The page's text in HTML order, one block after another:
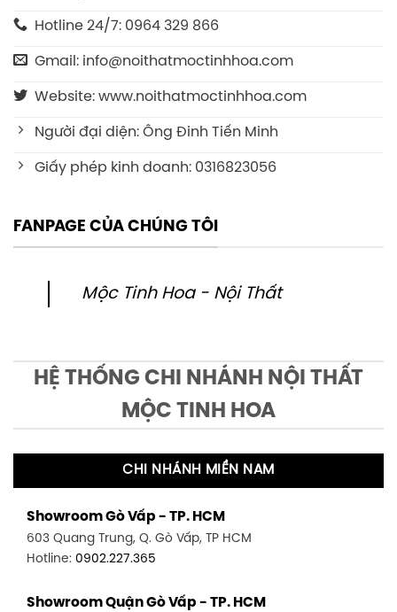
Hotline 24/7: 0964 329 866
Gmail: info@noithatmoctinhhoa.com
Website: www.noithatmoctinhhoa.com
Người đại diện: Ông Đinh Tiến Minh
Giấy phép kinh doanh: 0316823056
FANPAGE CỦA CHÚNG TÔI
Mộc Tinh Hoa - Nội Thất
HỆ THỐNG CHI NHÁNH NỘI THẤT
MỘC TINH HOA
CHI NHÁNH MIỀN NAM
Showroom Gò Vấp - TP. HCM
603 Quang Trung, Q. Gò Vấp, TP HCM
Hotline: 0902.227.365
Showroom Quận Gò Vấp - TP. HCM